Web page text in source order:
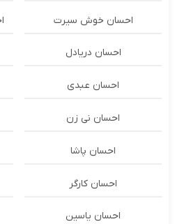
احسان خوش سیرت
احسان دریادل
احسان عبدی
احسان نی زن
احسان پاشا
احسان کارگر
احسان یاسین